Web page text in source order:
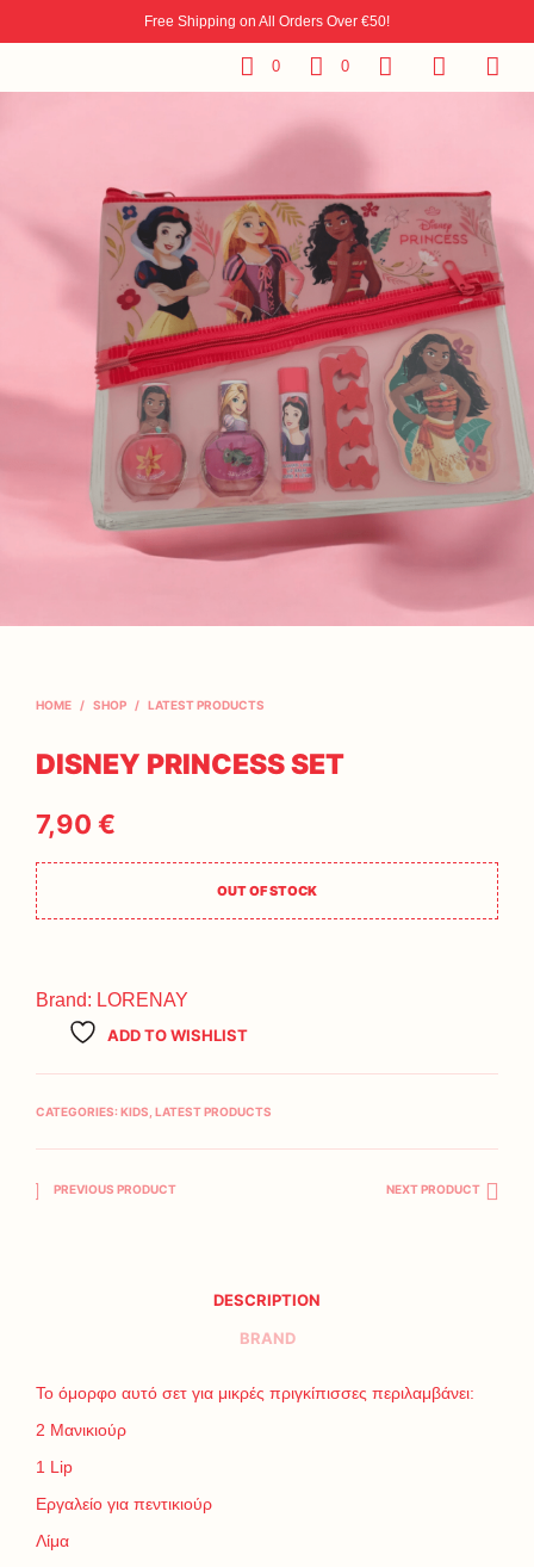
Free Shipping on All Orders Over €50!
0 0
HOME / SHOP / LATEST PRODUCTS
DISNEY PRINCESS SET
7,90 €
OUT OF STOCK
Brand: LORENAY
ADD TO WISHLIST
CATEGORIES: KIDS LATEST PRODUCTS
PREVIOUS PRODUCT NEXT PRODUCT
DESCRIPTION
BRAND
Το όμορφο αυτό σετ για μικρές πριγκίπισσες περιλαμβάνει:
2 Μανικιούρ
1 Lip
Εργαλείο για πεντικιούρ
Λίμα